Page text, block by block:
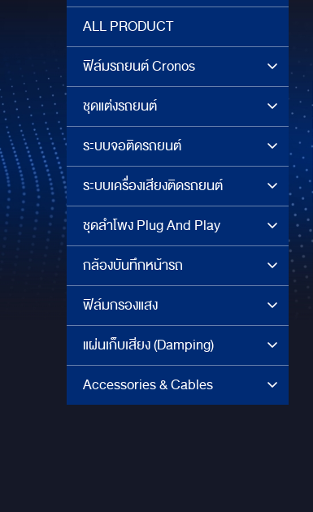
ALL PRODUCT
ฟิล์มรถยนต์ Cronos
ชุดแต่งรถยนต์
ระบบจอติดรถยนต์
ระบบเครื่องเสียงติดรถยนต์
ชุดลำโพง Plug And Play
กล้องบันทึกหน้ารถ
ฟิล์มกรองแสง
แผ่นเก็บเสียง (Damping)
Accessories & Cables